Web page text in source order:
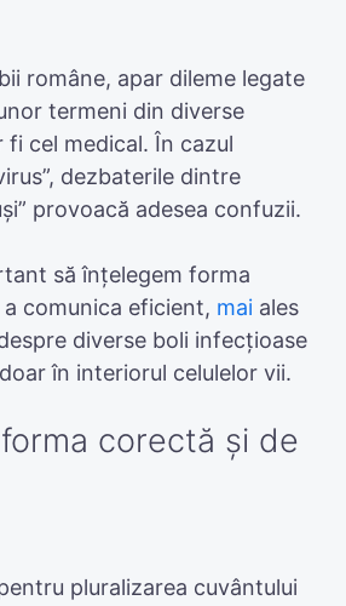
române, apar dileme legate
termeni din diverse
fi cel medical. În cazul
dezbaterile dintre
provoacă adesea confuzii.
să înțelegem forma
comunica eficient, mai ales
diverse boli infecțioase
în interiorul celulelor vii.
corectă și de
pluralizarea cuvântului